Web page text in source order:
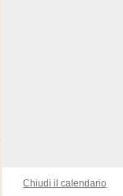
Chiudi il calendario